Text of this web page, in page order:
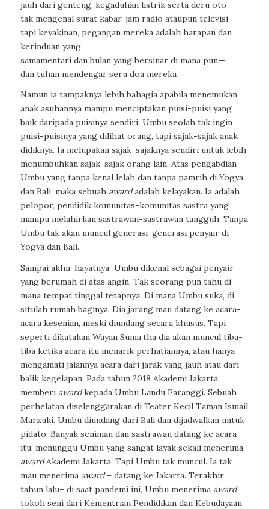
jauh dari genteng, kegaduhan listrik serta deru oto
tak mengenal surat kabar, jam radio ataupun televisi
tapi keyakinan, pegangan mereka adalah harapan dan
kerinduan yang
samamentari dan bulan yang bersinar di mana pun—
dan tuhan mendengar seru doa mereka
Namun ia tampaknya lebih bahagia apabila menemukan
anak asuhannya mampu menciptakan puisi-puisi yang
baik daripada puisinya sendiri. Umbu seolah tak ingin
puisi-puisinya yang dilihat orang, tapi sajak-sajak anak
didiknya. Ia melupakan sajak-sajaknya sendiri untuk lebih
menumbuhkan sajak-sajak orang lain. Atas pengabdian
Umbu yang tanpa kenal lelah dan tanpa pamrih di Yogya
dan Bali, maka sebuah awardadalah kelayakan. Ia adalah
pelopor, pendidik komunitas-komunitas sastra yang
mampu melahirkan sastrawan-sastrawan tangguh. Tanpa
Umbu tak akan muncul generasi-generasi penyair di
Yogya dan Bali.
Sampai akhir hayatnya Umbu dikenal sebagai penyair
yang berumah di atas angin. Tak seorang pun tahu di
mana tempat tinggal tetapnya. Di mana Umbu suka, di
situlah rumah baginya. Dia jarang mau datang ke acara-
acara kesenian, meski diundang secara khusus. Tapi
seperti dikatakan Wayan Sunartha dia akan muncul tiba-
tiba ketika acara itu menarik perhatiannya, atau hanya
mengamati jalannya acara dari jarak yang jauh atau dari
balik kegelapan. Pada tahun 2018 Akademi Jakarta
memberi awardkepada Umbu Landu Paranggi. Sebuah
perhelatan diselenggarakan di Teater Kecil Taman Ismail
Marzuki. Umbu diundang dari Bali dan dijadwalkan untuk
pidato. Banyak seniman dan sastrawan datang ke acara
itu, menunggu Umbu yang sangat layak sekali menerima
awardAkademi Jakarta. Tapi Umbu tak muncul. Ia tak
mau menerima award– datang ke Jakarta. Terakhir
tahun lalu– di saat pandemi ini, Umbu menerima award
tokoh seni dari Kementrian Pendidikan dan Kebudayaan